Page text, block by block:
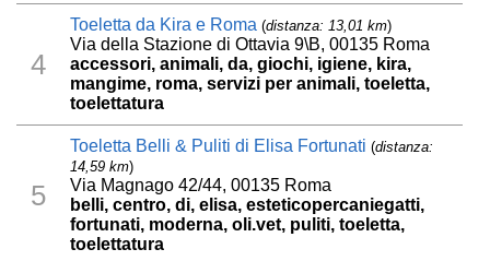
4
Toeletta da Kira e Roma (distanza: 13,01 km)
Via della Stazione di Ottavia 9\B, 00135 Roma
accessori, animali, da, giochi, igiene, kira,
mangime, roma, servizi per animali, toeletta,
toelettatura
5
Toeletta Belli & Puliti di Elisa Fortunati (distanza:
14,59 km)
Via Magnago 42/44, 00135 Roma
belli, centro, di, elisa, esteticopercaniegatti,
fortunati, moderna, oli.vet, puliti, toeletta,
toelettatura